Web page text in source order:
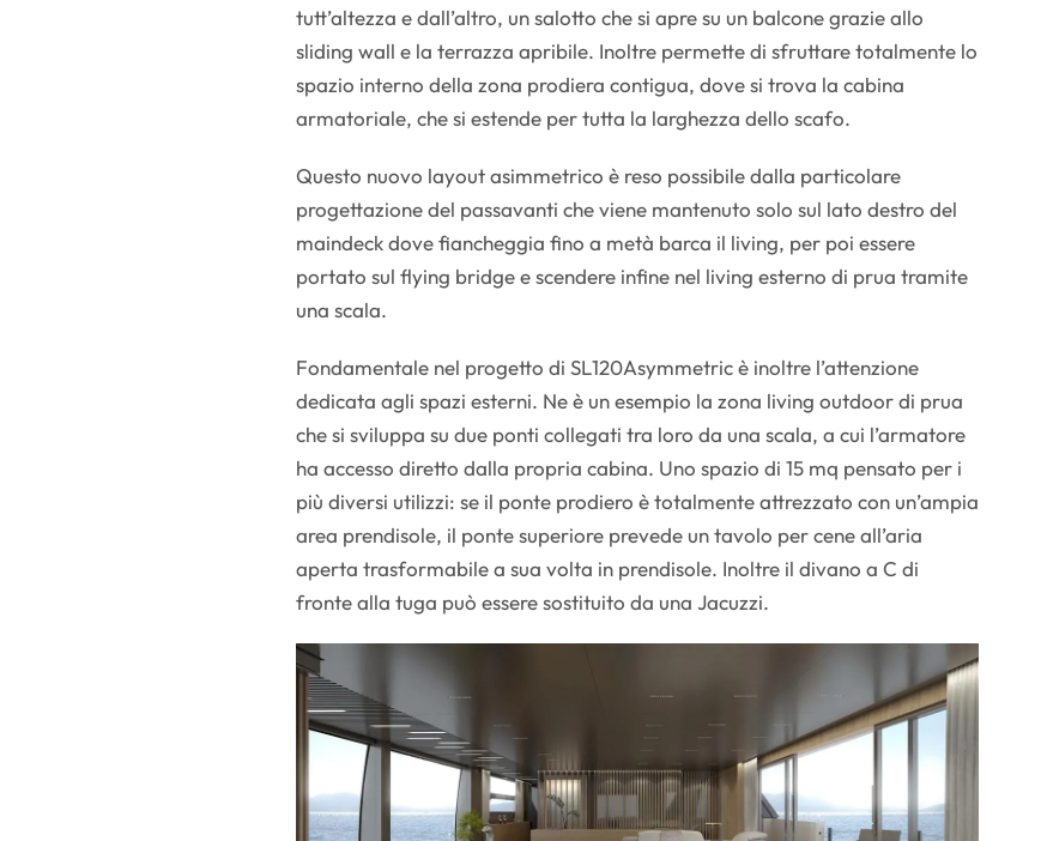
tutt’altezza e dall’altro, un salotto che si apre su un balcone grazie allo
sliding wall e la terrazza apribile. Inoltre permette di sfruttare totalmente lo
spazio interno della zona prodiera contigua, dove si trova la cabina
armatoriale, che si estende per tutta la larghezza dello scafo.
Questo nuovo layout asimmetrico è reso possibile dalla particolare
progettazione del passavanti che viene mantenuto solo sul lato destro del
maindeck dove fiancheggia fino a metà barca il living, per poi essere
portato sul flying bridge e scendere infine nel living esterno di prua tramite
una scala.
Fondamentale nel progetto di SL120Asymmetric è inoltre l’attenzione
dedicata agli spazi esterni. Ne è un esempio la zona living outdoor di prua
che si sviluppa su due ponti collegati tra loro da una scala, a cui l’armatore
ha accesso diretto dalla propria cabina. Uno spazio di 15 mq pensato per i
più diversi utilizzi: se il ponte prodiero è totalmente attrezzato con un’ampia
area prendisole, il ponte superiore prevede un tavolo per cene all’aria
aperta trasformabile a sua volta in prendisole. Inoltre il divano a C di
fronte alla tuga può essere sostituito da una Jacuzzi.